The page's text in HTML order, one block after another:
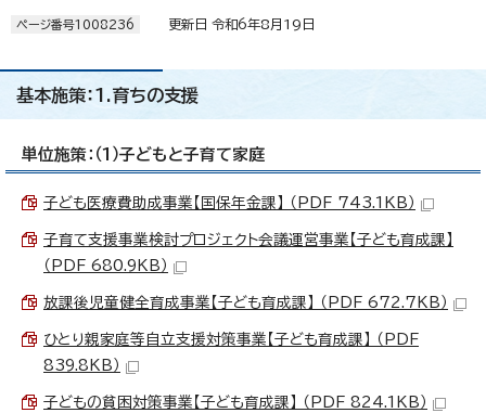
ページ番号1008236 更新日 令和6年8月19日
基本施策：1.育ちの支援
単位施策：（1）子どもと子育て家庭
子ども医療費助成事業【国保年金課】 （PDF 743.1KB）
子育て支援事業検討プロジェクト会議運営事業【子ども育成課】
（PDF 680.9KB）
放課後児童健全育成事業【子ども育成課】 （PDF 672.7KB）
ひとり親家庭等自立支援対策事業【子ども育成課】 （PDF
839.8KB）
子どもの貧困対策事業【子ども育成課】 （PDF 824.1KB）